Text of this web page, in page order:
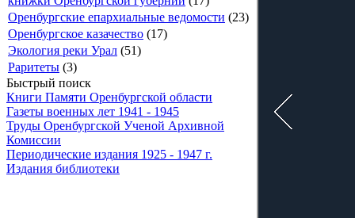
Оренбургские епархиальные ведомости (23)
Оренбургское казачество (17)
Экология реки Урал (51)
Раритеты (3)
Быстрый поиск
Книги Памяти Оренбургской области
Газеты военных лет 1941 - 1945
Труды Оренбургской Ученой Архивной
Комиссии
Периодические издания 1925 - 1947 г.
Издания библиотеки